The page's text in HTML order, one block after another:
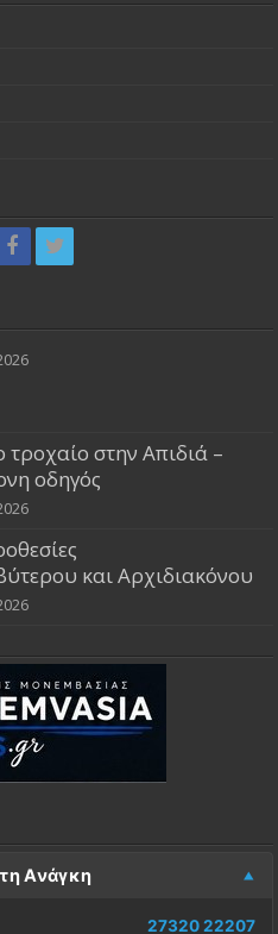
στην Απιδιά –
οδηγός
και Αρχιδιακόνου
Ανάγκη
27320 22207